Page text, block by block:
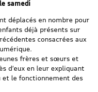
samedi
déplacés en nombre pour
déjà présents sur
consacrées aux
frères et sœurs et
d’eux en leur expliquant
et le fonctionnement des